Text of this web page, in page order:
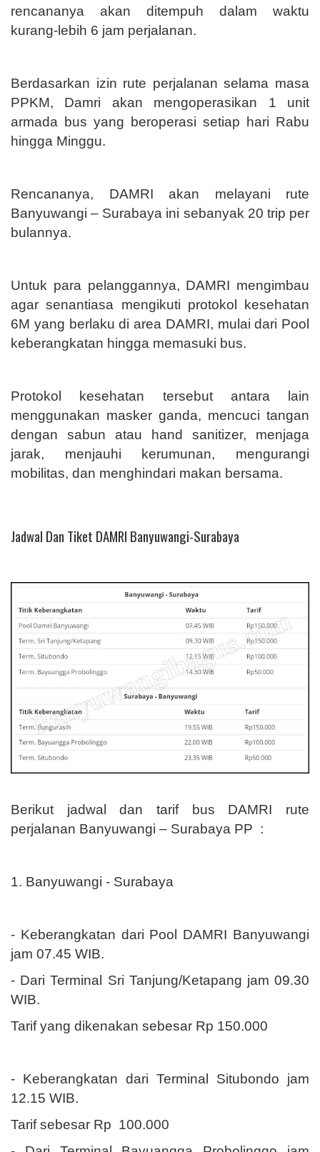
rencananya akan ditempuh dalam waktu
kurang-lebih 6 jam perjalanan.
Berdasarkan izin rute perjalanan selama masa
PPKM, Damri akan mengoperasikan 1 unit
armada bus yang beroperasi setiap hari Rabu
hingga Minggu.
Rencananya, DAMRI akan melayani rute
Banyuwangi – Surabaya ini sebanyak 20 trip per
bulannya.
Untuk para pelanggannya, DAMRI mengimbau
agar senantiasa mengikuti protokol kesehatan
6M yang berlaku di area DAMRI, mulai dari Pool
keberangkatan hingga memasuki bus.
Protokol kesehatan tersebut antara lain
menggunakan masker ganda, mencuci tangan
dengan sabun atau hand sanitizer, menjaga
jarak, menjauhi kerumunan, mengurangi
mobilitas, dan menghindari makan bersama.
Jadwal Dan Tiket DAMRI Banyuwangi-Surabaya
Berikut jadwal dan tarif bus DAMRI rute
perjalanan Banyuwangi – Surabaya PP :
1. Banyuwangi - Surabaya
- Keberangkatan dari Pool DAMRI Banyuwangi
jam 07.45 WIB.
- Dari Terminal Sri Tanjung/Ketapang jam 09.30
WIB.
Tarif yang dikenakan sebesar Rp 150.000
- Keberangkatan dari Terminal Situbondo jam
12.15 WIB.
Tarif sebesar Rp 100.000